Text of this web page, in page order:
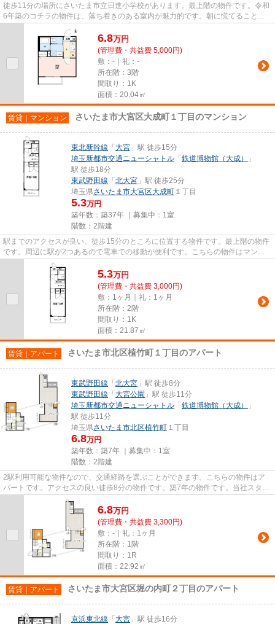
徒歩11分の場所にさいたま市立日進小学校があります。最上階の物件です。令和
6年築のコチラの物件は、落ち着きのある室内が魅力的です。朝に慌てることな
く行動するために駅から徒歩9...
6.8万円
(管理費・共益費 5,000円)
敷：-｜礼：-
所在階：3階
間取り：1K
面積：20.04㎡
賃貸｜マンション さいたま市大宮区大成町１丁目のマンション
東北新幹線 「 大宮 」駅 徒歩15分
埼玉新都市交通ニューシャトル 「 鉄道博物館（大成）
」
駅 徒歩18分
東武野田線 「 北大宮 」駅 徒歩25分
埼玉県さいたま市大宮区大成町 １丁目
5.3万円
築年数：築37年 ｜募集中： 1室
階数：2階建
駅までのアクセスが良い、徒歩15分のところに位置する物件です。最上階の物件
です。周辺に駅が2つあるので電車での移動が便利です。こちらの物件はマンシ
ョンです。さいたま市大宮区エ...
5.3万円
(管理費・共益費 3,000円)
敷：1ヶ月｜礼：1ヶ月
所在階：2階
間取り：1K
面積：21.87㎡
賃貸｜アパート さいたま市北区植竹町１丁目のアパート
東武野田線 「 北大宮 」駅 徒歩8分
東武野田線 「 大宮公園 」駅 徒歩11分
埼玉新都市交通ニューシャトル 「 鉄道博物館（大成）
」
駅 徒歩11分
埼玉県さいたま市北区植竹町 １丁目
6.8万円
築年数：築7年 ｜募集中： 1室
階数：2階建
2駅利用可能な物件なので、交通経路を選ぶことができます。こちらの物件はア
パートです。アクセスの良い徒歩8分の物件です。築7年の物件です。当社スタッ
フが地域の賃貸情報をご提供い...
6.8万円
(管理費・共益費 3,300円)
敷：-｜礼：1ヶ月
所在階：1階
間取り：1R
面積：22.92㎡
賃貸｜アパート さいたま市大宮区堀の内町２丁目のアパート
京浜東北線 「 大宮 」駅 徒歩16分